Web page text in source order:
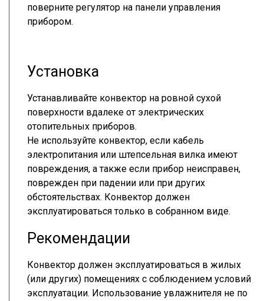
поверните регулятор на панели управления
прибором.
Установка
Устанавливайте конвектор на ровной сухой
поверхности вдалеке от электрических
отопительных приборов.
Не используйте конвектор, если кабель
электропитания или штепсельная вилка имеют
повреждения, а также если прибор неисправен,
поврежден при падении или при других
обстоятельствах. Конвектор должен
эксплуатироваться только в собранном виде.
Рекомендации
Конвектор должен эксплуатироваться в жилых
(или других) помещениях с соблюдением условий
эксплуатации. Использование увлажнителя не по